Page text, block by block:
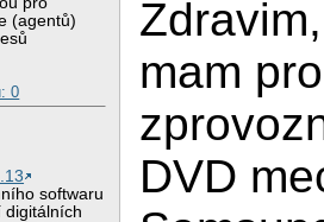
(agentů)
0
softwaru
digitálních
Zdravim,
mam
DVD